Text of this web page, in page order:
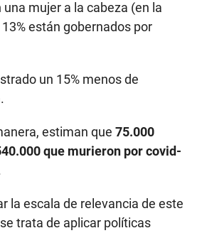
mujer a la cabeza (en la
están gobernados por
un 15% menos de
estiman que 75.000
que murieron por covid-
la escala de relevancia de este
trata de aplicar políticas